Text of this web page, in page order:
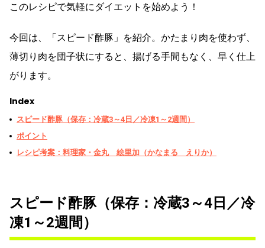
このレシピで気軽にダイエットを始めよう！
今回は、「スピード酢豚」を紹介。かたまり肉を使わず、
薄切り肉を団子状にすると、揚げる手間もなく、早く仕上
がります。
Index
スピード酢豚（保存：冷蔵3～4日／冷凍1～2週間）
ポイント
レシピ考案：料理家・金丸 絵里加（かなまる えりか）
スピード酢豚（保存：冷蔵3～4日／冷
凍1～2週間）